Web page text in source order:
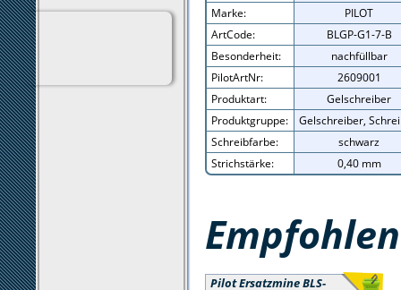
Marke:
PILOT
ArtCode:
BLGP-G1-7-B
Besonderheit:
nachfüllbar
PilotArtNr:
2609001
Produktart:
Gelschreiber
Produktgruppe:
Gelschreiber,
Schreibfarbe:
schwarz
Strichstärke:
0,40 mm
Pilot Ersatzmine BLS-